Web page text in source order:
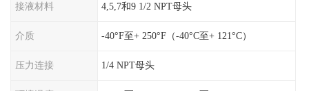
接液材料 4,5,7和9 1/2 NPT母头
介质 -40°F至+ 250°F（-40°C至+ 121°C）
压力连接 1/4 NPT母头